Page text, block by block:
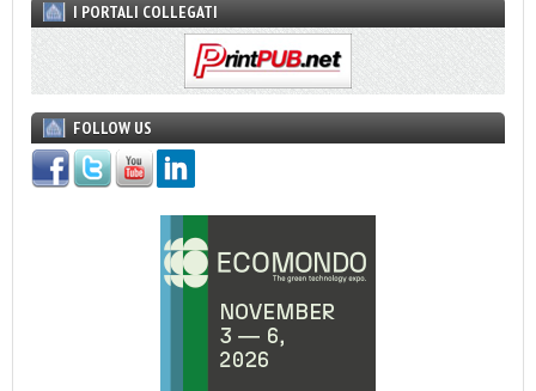
I PORTALI COLLEGATI
FOLLOW US